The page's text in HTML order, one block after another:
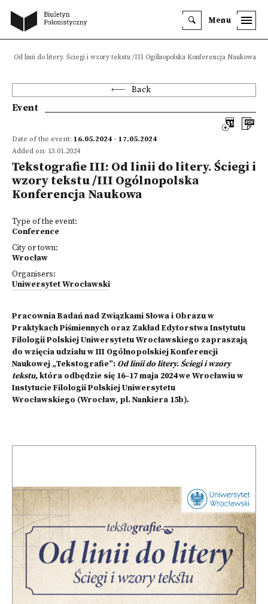
Menu
Od linii do litery. Ściegi i wzory tekstu /III Ogólnopolska Konferencja Naukowa
Back
Event
Date of the event: 16.05.2024 - 17.05.2024
Added on: 13.01.2024
Tekstografie III: Od linii do litery. Ściegi i
wzory tekstu /III Ogólnopolska
Konferencja Naukowa
Type of the event:
Conference
City or town:
Wrocław
Organisers:
Uniwersytet Wrocławski
Pracownia Badań nad Związkami Słowa i Obrazu w
Praktykach Piśmiennych oraz Zakład Edytorstwa Instytutu
Filologii Polskiej Uniwersytetu Wrocławskiego zapraszają
do wzięcia udziału w III Ogólnopolskiej Konferencji
Naukowej „Tekstografie”: Od linii do litery. Ściegi i wzory
tekstu,która odbędzie się 16‒17 maja 2024 we Wrocławiu w
Instytucie Filologii Polskiej Uniwersytetu
Wrocławskiego (Wrocław, pl. Nankiera 15b).